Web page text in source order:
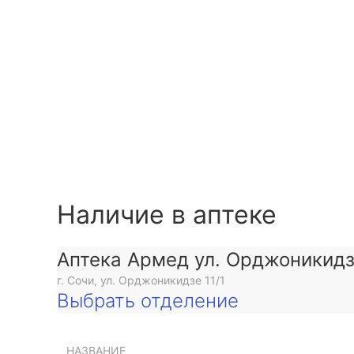
Наличие в аптеке
Аптека Армед ул.
г. Сочи, ул. Орджоникидзе 11/1
Выбрать отделение
НАЗВАНИЕ